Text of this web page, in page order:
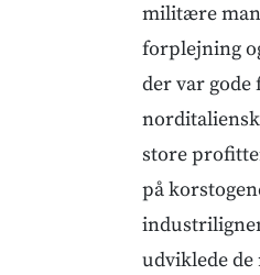
militære
forplejning
der var
store
på
udviklede